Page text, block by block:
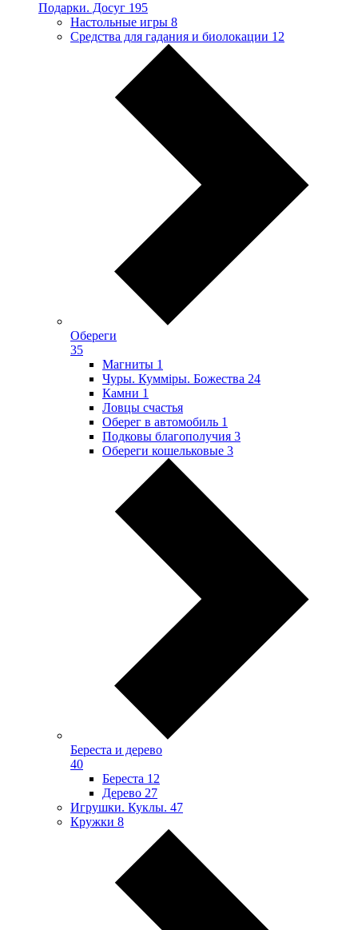
Подарки. Досуг 195
Настольные игры 8
Средства для гадания и биолокации 12
Обереги
35
Магниты 1
Чуры. Куммiры. Божества 24
Камни 1
Ловцы счастья
Оберег в автомобиль 1
Подковы благополучия 3
Обереги кошельковые 3
Береста и дерево
40
Береста 12
Дерево 27
Игрушки. Куклы. 47
Кружки 8